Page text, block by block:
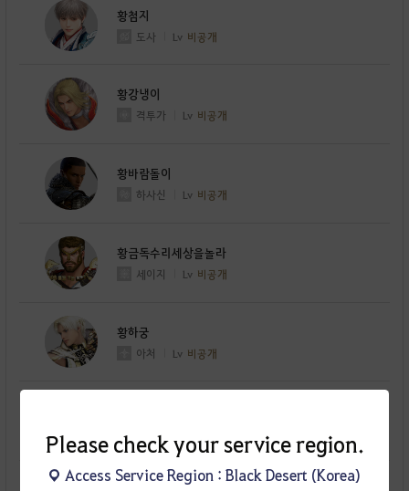
Please check your service region.
Access Service Region : Black Desert (Korea)
황첨지
도사 Lv 비공개
황강냉이
격투가 Lv 비공개
황바람돌이
하사신 Lv 비공개
황금독수리세상을놀라
세이지 Lv 비공개
황하궁
아처 Lv 비공개
워리어